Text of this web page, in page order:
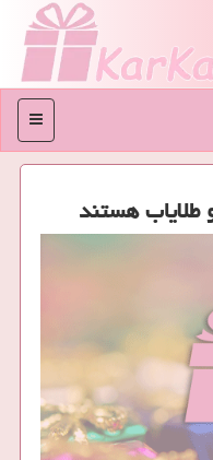
منو
طلایاب هستند